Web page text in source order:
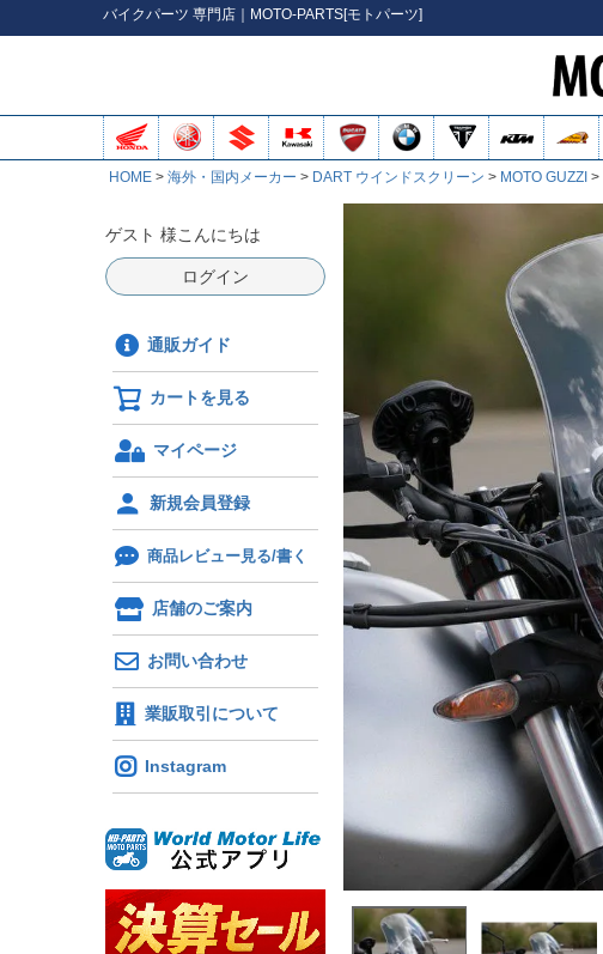
バイクパーツ 専門店｜MOTO-PARTS[モトパーツ]
HOME 海外・国内メーカー DART ウインドスクリーン MOTO GUZZI
ゲスト 様こんにちは
ログイン
通販ガイド
カートを見る
マイページ
新規会員登録
商品レビュー見る/書く
店舗のご案内
お問い合わせ
業販取引について
Instagram